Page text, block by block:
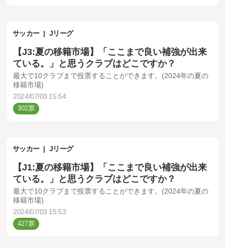
サッカー Jリーグ
【J3:夏の移籍市場】「ここまで良い補強が出来
ている。」と思うクラブはどこですか？
最大で10クラブまで投票することができます。(2024年の夏の
移籍市場)
2024/07/03 15:54
302
サッカー Jリーグ
【J1:夏の移籍市場】「ここまで良い補強が出来
ている。」と思うクラブはどこですか？
最大で10クラブまで投票することができます。(2024年の夏の
移籍市場)
2024/07/03 15:53
427